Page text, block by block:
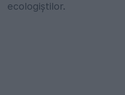
ecologiștilor.